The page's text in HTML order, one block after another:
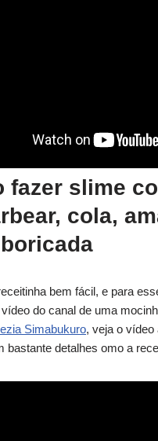
fazer slime
cola,
bem fácil, e para
do canal de uma
Simabukuro, veja o vídeo
bastante detalhes omo a